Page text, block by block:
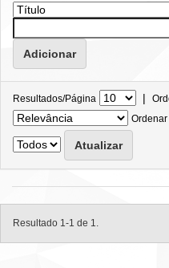
Resultados/Página |
Ordenar
Resultado 1-1 de 1.